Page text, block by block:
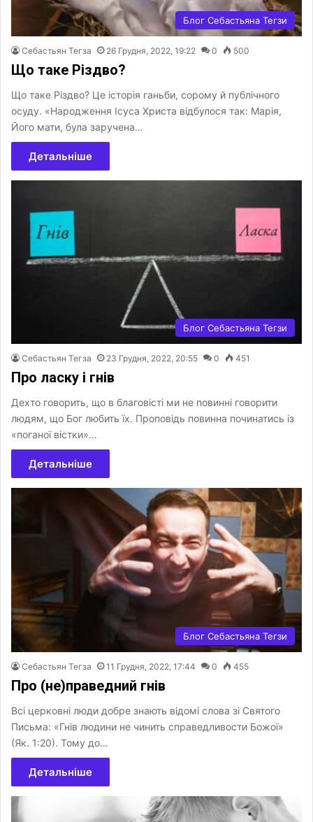
Блог Себастьяна Тегзи
Себастьян Тегза 26 Грудня, 2022, 19:22 0 500
Що таке Різдво?
Що таке Різдво? Це історія ганьби, сорому й публічного
осуду. «Народження Ісуса Христа відбулося так: Марія,
Його мати, була заручена…
Детальніше
Блог Себастьяна Тегзи
Себастьян Тегза 23 Грудня, 2022, 20:55 0 451
Про ласку і гнів
Дехто говорить, що в благовісті ми не повинні говорити
людям, що Бог любить їх. Проповідь повинна починатись із
«поганої вістки»…
Детальніше
Блог Себастьяна Тегзи
Себастьян Тегза 11 Грудня, 2022, 17:44 0 455
Про (не)праведний гнів
Всі церковні люди добре знають відомі слова зі Святого
Письма: «Гнів людини не чинить справедливости Божої»
(Як. 1:20). Тому до…
Детальніше